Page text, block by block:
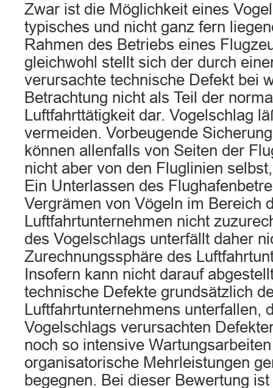
Zwar ist die Möglichkeit eines
typisches und nicht ganz fern
Rahmen des Betriebs eines
gleichwohl stellt sich der durch
verursachte technische Defekt bei
Betrachtung nicht als Teil der
Luftfahrttätigkeit dar. Vogelschlag
vermeiden. Vorbeugende
können allenfalls von Seiten der
nicht aber von den Fluglinien
Ein Unterlassen des
Vergrämen von Vögeln im Bereich
Luftfahrtunternehmen nicht
des Vogelschlags unterfällt daher
Zurechnungssphäre des
Insofern kann nicht darauf
technische Defekte grundsätzlich
Luftfahrtunternehmens unterfallen,
Vogelschlags verursachten
noch so intensive
organisatorische Mehrleistungen
begegnen. Bei dieser Bewertung